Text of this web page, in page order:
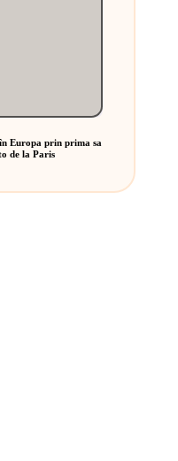
Europa prin prima sa
de la Paris